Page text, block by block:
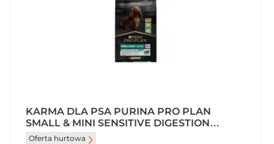
KARMA DLA PSA PURINA PRO PLAN
SMALL & MINI SENSITIVE DIGESTION
ADULT Z JAGNIĘCINĄ 7 KG
Oferta hurtowa